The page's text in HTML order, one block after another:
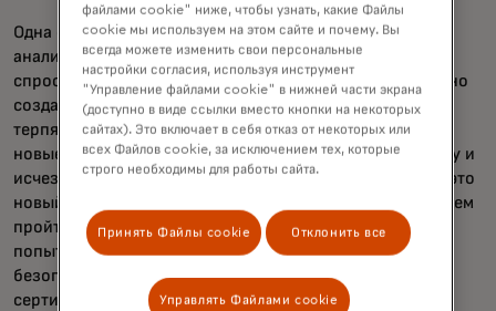
Одна очень базовая, но действительно эффективная
аналитика — просто взять всю эту информацию и
спросить: «Что здесь сегодня, чего не было?» Постоянно
создаются новые бизнесы, и, конечно, многие из них
терпят неудачу. Так что очень, очень нормально, что
новые домены появляются, не причиняют вреда никому и
исчезают. Так что я не могу просто сказать всем: «Эй, это
новый домен, заблокируйте его.» Вместо этого мы можем
пройти через каждый из этих новых доменов и
попытаться с ними подключиться. А если сертификат
безопасности, который мне возвращают, — это новый
сертификат и выглядит странно, то это рискованные
файлами cookie" ниже, чтобы узнать, какие Файлы
cookie мы используем на этом сайте и почему. Вы
всегда можете изменить свои персональные
настройки согласия, используя инструмент
"Управление файлами cookie" в нижней части экрана
(доступно в виде ссылки вместо кнопки на некоторых
сайтах). Это включает в себя отказ от некоторых или
всех Файлов cookie, за исключением тех, которые
строго необходимы для работы сайта.
Принять Файлы cookie Отклонить все
Управлять Файлами cookie